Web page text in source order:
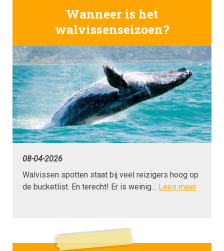
Wanneer is het
walvissenseizoen?
08-04-2026
Walvissen spotten staat bij veel reizigers hoog op
de bucketlist. En terecht! Er is weinig… Lees meer